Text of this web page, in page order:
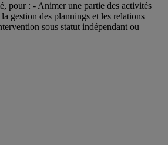
pour : - Animer une partie des activités
gestion des plannings et les relations
sous statut indépendant ou